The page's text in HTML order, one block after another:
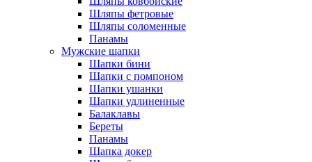
Шляпы фетровые
Шляпы соломенные
Панамы
Мужские шапки
Шапки бини
Шапки с помпоном
Шапки ушанки
Шапки удлиненные
Балаклавы
Береты
Панамы
Шапка докер